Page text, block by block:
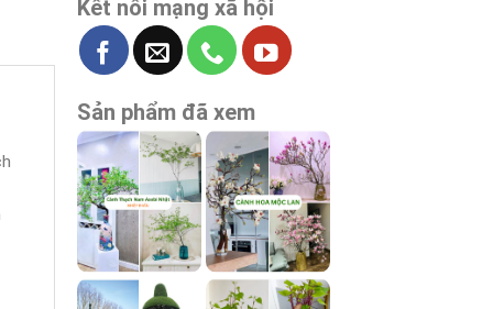
Kết nối mạng xã hội
Sản phẩm đã xem